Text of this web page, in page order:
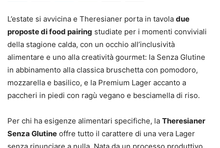
L’estate si avvicina e Theresianer porta in tavola due
proposte di food pairing studiate per i momenti conviviali
della stagione calda, con un occhio all’inclusività
alimentare e uno alla creatività gourmet: la Senza Glutine
in abbinamento alla classica bruschetta con pomodoro,
mozzarella e basilico, e la Premium Lager accanto a
paccheri in piedi con ragù vegano e besciamella di riso.
Per chi ha esigenze alimentari specifiche, la Theresianer
Senza Glutine offre tutto il carattere di una vera Lager